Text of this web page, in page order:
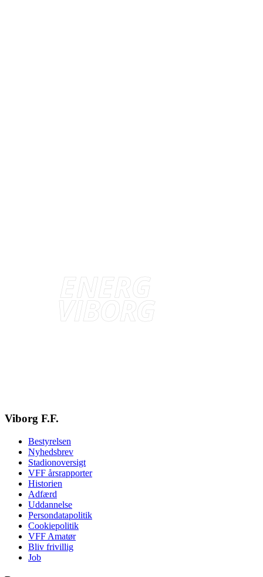
Viborg F.F.
Bestyrelsen
Nyhedsbrev
Stadionoversigt
VFF årsrapporter
Historien
Adfærd
Uddannelse
Persondatapolitik
Cookiepolitik
VFF Amatør
Bliv frivillig
Job